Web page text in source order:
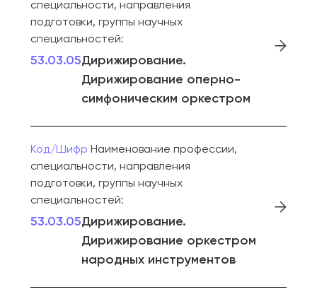
специальности, направления
подготовки, группы научных
специальностей:
53.03.05Дирижирование.
Дирижирование оперно-
симфоническим оркестром
Код/Шифр Наименование профессии,
специальности, направления
подготовки, группы научных
специальностей:
53.03.05Дирижирование.
Дирижирование оркестром
народных инструментов